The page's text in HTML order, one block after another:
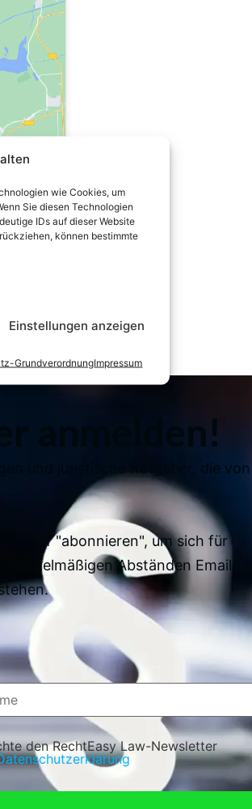
wie Cookies, um
Sie diesen Technologien
IDs auf dieser Website
können bestimmte
Einstellungen anzeigen
GrundverordnungImpressum
anmelden!
und juristische Ratgeber, die von
auf "abonnieren", um sich für
regelmäßigen Abständen Emails zu
den RechtEasy Law-Newsletter